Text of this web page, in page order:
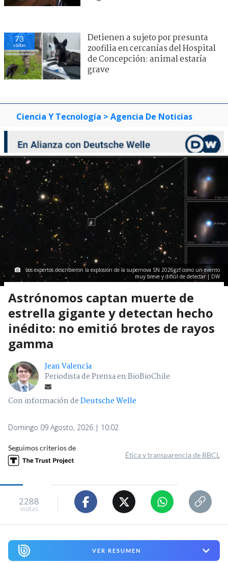
73
visitas
Detienen a sujeto por presunta
zoofilia en cercanías del Hospital
de Concepción: animal estaría
grave
Ciencia Y Tecnología > Agencia De Noticias
Los expertos describieron la explosión de la supernova SN 2026gzf como un evento
muy breve y difícil de detectar | DW
Astrónomos captan muerte de
estrella gigante y detectan hecho
inédito: no emitió brotes de rayos
gamma
Jean Valencia
Periodista de Prensa en BioBioChile
Con información deDeutsche Welle
Domingo 09 Agosto, 2026 | 10:02
Seguimos criterios de
Ética y transparencia de BBCL
2288
visitas
VER RESUMEN